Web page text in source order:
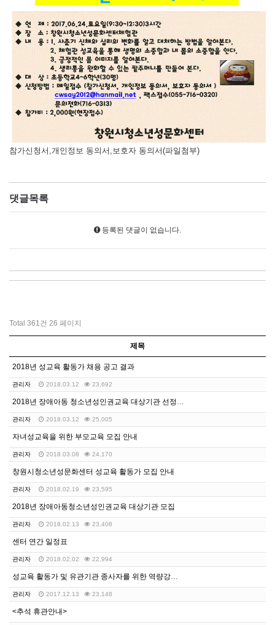
참가신청서,개인정보 동의서,보호자 동의서(파일첨부)
댓글목록
등록된 댓글이 없습니다.
Total 361건 26 페이지
제목
2018년 성교육 활동가 채용 공고 결과
관리자 2018.03.12 23,692
2018년 장애아동 청소년성인권교육 대상기관 선정결과 …
관리자 2018.03.12 25,005
자녀성교육을 위한 부모교육 모집 안내
관리자 2018.03.08 24,170
창원시청소년성문화센터 성교육 활동가 모집 안내
관리자 2018.02.19 23,595
2018년 장애아동청소년성인권교육 대상기관 모집
관리자 2018.02.13 23,408
센터 연간 일정표
관리자 2018.02.02 22,994
성교육 활동가 및 유관기관 종사자를 위한 역량강화 교육…
관리자 2017.12.13 23,148
<추석 휴관안내>